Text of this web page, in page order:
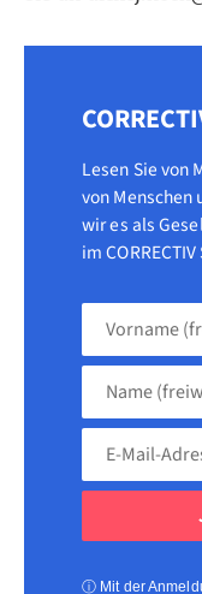
Lesen Sie von
von Menschen
wir es als
im
Vorname
Name
(freiwillig)
Adresse
ⓘ Mit der